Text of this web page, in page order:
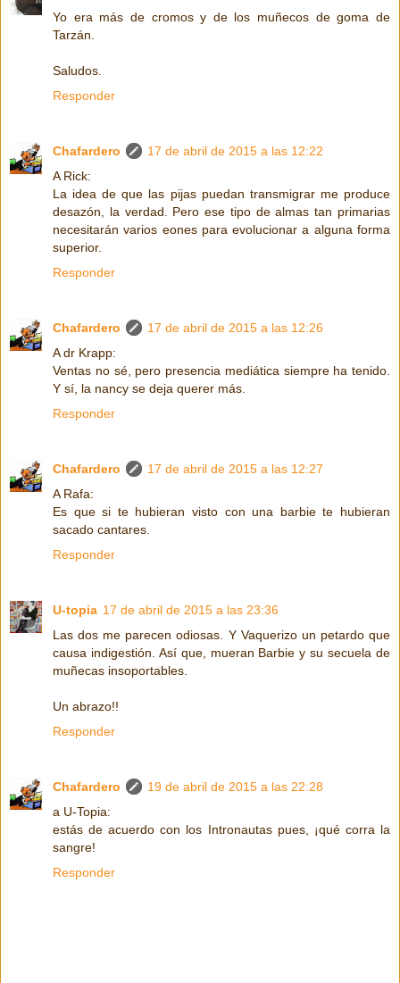
Yo era más de cromos y de los muñecos de goma de
Tarzán.
Saludos.
Responder
Chafardero
17 de abril de 2015 a las 12:22
A Rick:
La idea de que las pijas puedan transmigrar me produce
desazón, la verdad. Pero ese tipo de almas tan primarias
necesitarán varios eones para evolucionar a alguna forma
superior.
Responder
Chafardero
17 de abril de 2015 a las 12:26
A dr Krapp:
Ventas no sé, pero presencia mediática siempre ha tenido.
Y sí, la nancy se deja querer más.
Responder
Chafardero
17 de abril de 2015 a las 12:27
A Rafa:
Es que si te hubieran visto con una barbie te hubieran
sacado cantares.
Responder
U-topia 17 de abril de 2015 a las 23:36
Las dos me parecen odiosas. Y Vaquerizo un petardo que
causa indigestión. Así que, mueran Barbie y su secuela de
muñecas insoportables.
Un abrazo!!
Responder
Chafardero
19 de abril de 2015 a las 22:28
a U-Topia:
estás de acuerdo con los Intronautas pues, ¡qué corra la
sangre!
Responder